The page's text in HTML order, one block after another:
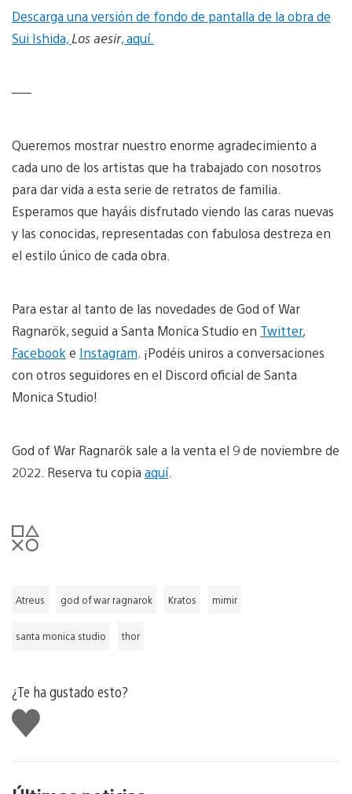
Descarga una versión de fondo de pantalla de la obra de
Sui Ishida, Los aesir, aquí.
—–
Queremos mostrar nuestro enorme agradecimiento a
cada uno de los artistas que ha trabajado con nosotros
para dar vida a esta serie de retratos de familia.
Esperamos que hayáis disfrutado viendo las caras nuevas
y las conocidas, representadas con fabulosa destreza en
el estilo único de cada obra.
Para estar al tanto de las novedades de God of War
Ragnarök, seguid a Santa Monica Studio en Twitter,
Facebook e Instagram . ¡Podéis uniros a conversaciones
con otros seguidores en el Discord oficial de Santa
Monica Studio!
God of War Ragnarök sale a la venta el 9 de noviembre de
2022. Reserva tu copia aquí.
Atreus god of war ragnarok Kratos mimir
santa monica studio thor
¿Te ha gustado esto?
Me
gusta
esto